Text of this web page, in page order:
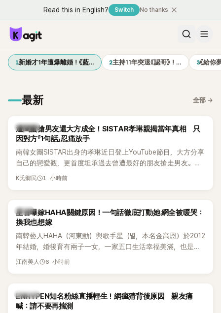
Read this in English? Switch No thanks
1新婚才1年遭爆離婚！《藍… 2主持11年突退《認哥》！… 3《給你
最新 全部 →
K-POP
遭閨蜜搶男友還大方成全！SISTAR孝琳親揭當年真相 只
因對方「1句話」忍痛放手
南韓女團SISTAR出身的孝琳近日登上YouTube節目，大方分享
自己的戀愛觀，更首度坦承過去曾遭最好的朋友搶走男友。她
表示，當時選擇瀟灑放手，但如果同樣的事情現在再發生，「我
K氏鄉民 1 小時前
韓星
星首曝嫁HAHA關鍵原因！一句話徹底打動她 網全被暖哭：
換我也想嫁
南韓藝人HAHA（河東勳）與歌手星（별，本名金高恩）於2012
年結婚，婚後育有兩子一女，一家五口生活幸福美滿，也是韓
國演藝圈公認的模範夫妻。近日，星首度公開當年決定嫁給
江南美人 6 小時前
K-POP
ENHYPEN知名粉絲直播輕生！網瘋猜背後原因 親友痛
喊：請不要再揣測